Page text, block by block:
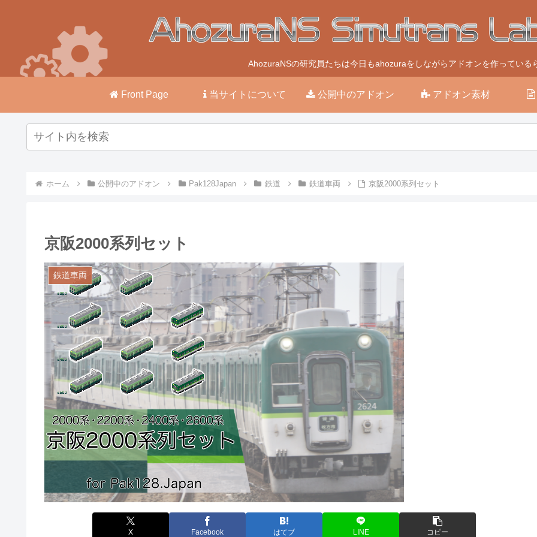
AhozuraNSの研究員たちは今日もahozuraをしながらアドオンを作っている
Front Page 当サイトについて 公開中のアドオン アドオン素材
ホーム 公開中のアドオン Pak128Japan 鉄道 鉄道車両 京阪2000系列セット
京阪2000系列セット
鉄道車両
X Facebook はてブ LINE コピー